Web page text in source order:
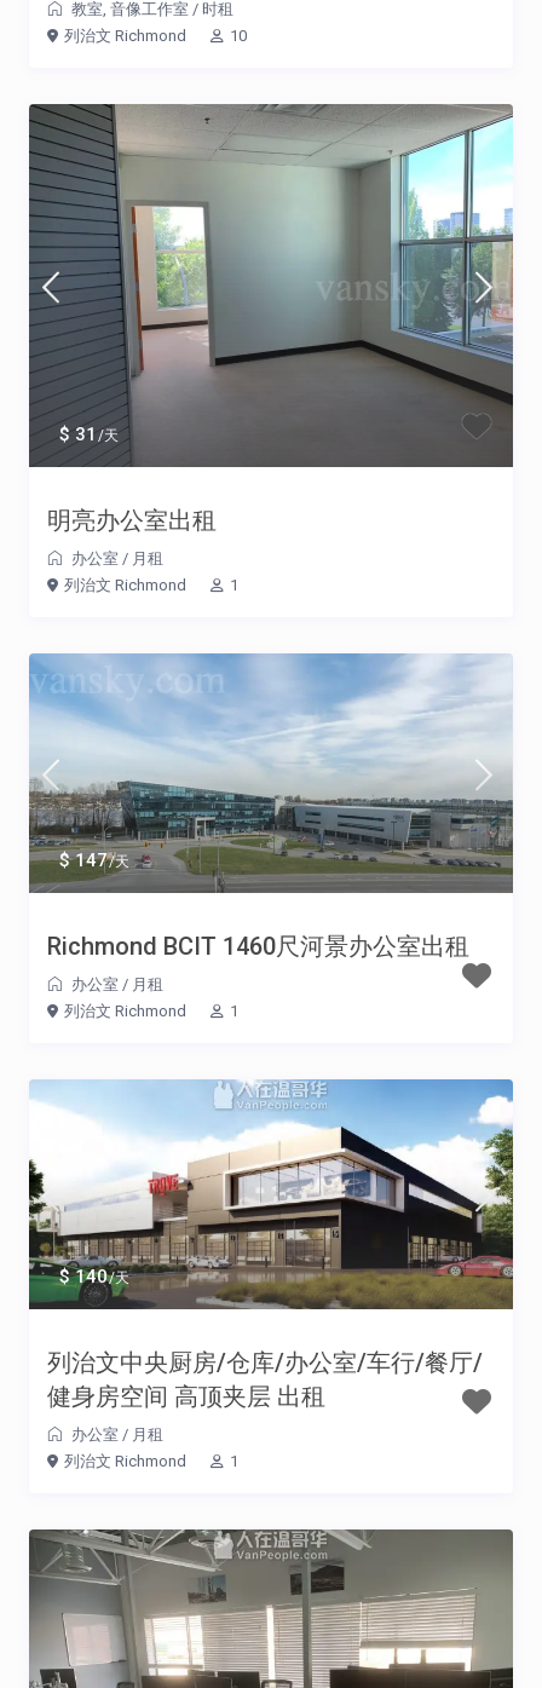
教室, 音像工作室 / 时租
列治文 Richmond
10
$ 31 /天
明亮办公室出租
办公室 / 月租
列治文 Richmond
1
$ 147/天
Richmond BCIT 1460尺河景办公室出租
办公室 / 月租
列治文 Richmond
1
$ 140/天
列治文中央厨房/仓库/办公室/车行/餐厅/
健身房空间 高顶夹层 出租
办公室 / 月租
列治文 Richmond
1